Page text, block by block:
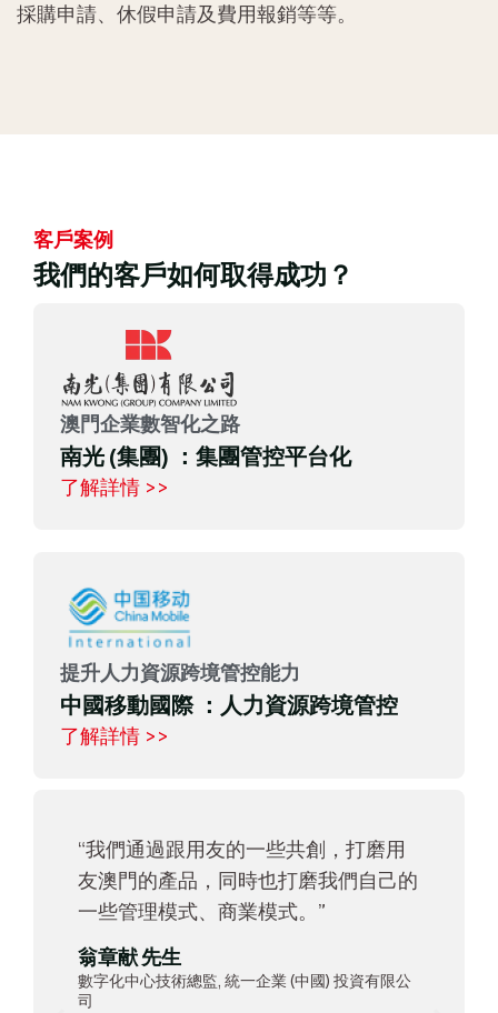
採購申請、休假申請及費用報銷等等。
客戶案例
我們的客戶如何取得成功？
澳門企業數智化之路
南光 (集團) ：集團管控平台化
了解詳情 >>
提升人力資源跨境管控能力
中國移動國際 ：人力資源跨境管控
了解詳情 >>
“我們通過跟用友的一些共創，打磨用
友澳門的產品，同時也打磨我們自己的
一些管理模式、商業模式。”
翁章献 先生
數字化中心技術總監, 統一企業 (中國) 投資有限公
司